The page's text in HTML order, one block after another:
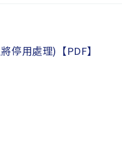
停用處理)【PDF】